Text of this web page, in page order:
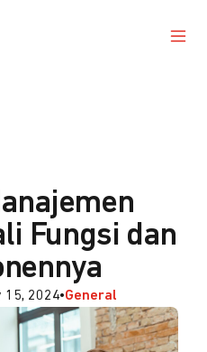
Fungsi dan
15, 2024•General